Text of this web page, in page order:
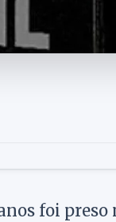
foi